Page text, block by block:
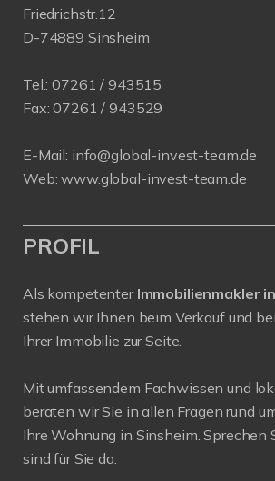
Friedrichstr.12
D-74889 Sinsheim
Tel.:07261 / 943515
Fax: 07261 / 943529
E-Mail: info@global-invest-team.de
Web:www.global-invest-team.de
PROFIL
Als kompetenter Immobilienmakler
stehen wir Ihnen beim Verkauf und
Ihrer Immobilie zur Seite.
Mit umfassendem Fachwissen und
beraten wir Sie in allen Fragen rund
Ihre Wohnung in Sinsheim. Sprechen
sind für Sie da.